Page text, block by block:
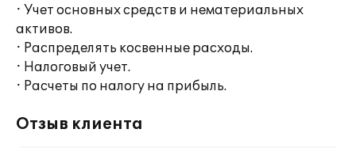
· Учет основных средств и нематериальных
активов.
· Распределять косвенные расходы.
· Налоговый учет.
· Расчеты по налогу на прибыль.
Отзыв клиента